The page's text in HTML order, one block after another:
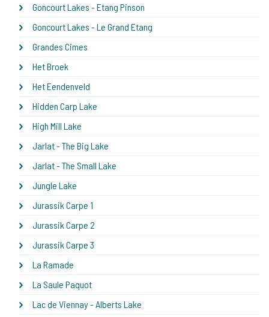
Goncourt Lakes - Etang Pinson
Goncourt Lakes - Le Grand Etang
Grandes Cimes
Het Broek
Het Eendenveld
Hidden Carp Lake
High Mill Lake
Jarlat - The Big Lake
Jarlat - The Small Lake
Jungle Lake
Jurassik Carpe 1
Jurassik Carpe 2
Jurassik Carpe 3
La Ramade
La Saule Paquot
Lac de Viennay - Alberts Lake